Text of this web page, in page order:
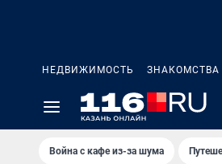
НЕДВИЖИМОСТЬ ЗНАКОМСТВА
Война с кафе из-за шума